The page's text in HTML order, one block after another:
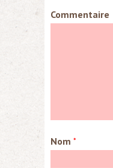
Commentaire
Nom *